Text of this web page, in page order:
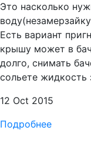
Это насколько
Есть вариант
крышу может в
долго, снимать
сольете жидкость
12 Oct 2015
Подробнее